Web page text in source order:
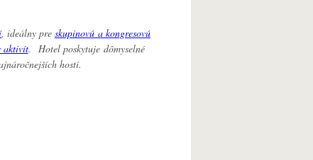
, ideálny pre skupinovú a kongresovú
aktivít. Hotel poskytuje dômyselné
hostí.